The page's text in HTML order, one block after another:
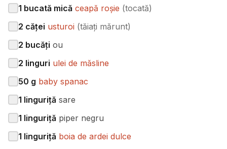
1 bucată mică ceapă roșie (tocată)
2 căței usturoi (tăiați mărunt)
2 bucăți ou
2 linguri ulei de măsline
50 g baby spanac
1 linguriță sare
1 linguriță piper negru
1 linguriță boia de ardei dulce